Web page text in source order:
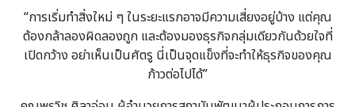
“การเริ่มทำสิ่งใหม่ ๆ ในระยะแรกอาจมีความเสี่ยงอยู่บ้าง แต่คุณ
ต้องกล้าลองผิดลองถูก และต้องมองธุรกิจกลุ่มเดียวกันด้วยใจที่
เปิดกว้าง อย่าเห็นเป็นศัตรู นี่เป็นจุดแข็งที่จะทำให้ธุรกิจของคุณ
ก้าวต่อไปได้”